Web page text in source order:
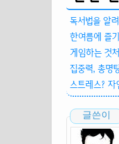
독서법을 알
한여름에 즐
게임하는 것
집중력, 총명
스트레스?
글쓴이